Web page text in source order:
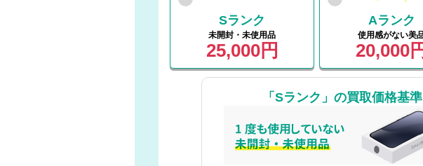
Sランク
未開封・未使用品
25,000円
Aランク
使用感がない美
20,000
「Sランク」 の買取価格基準